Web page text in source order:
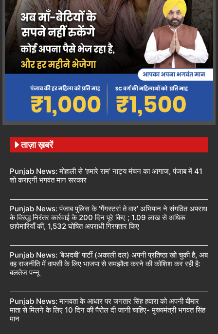
ताज़ा ख़बरें
Punjab News: मोहाली से ‘हमारे राम’ नाट्य मंचन का आगाज, पंजाब में 41
शो कराएगी भगवंत मान सरकार
Punjab News: पंजाब पुलिस के ‘गैंगस्टरां ते वार’ अभियान ने संगठित अपराध
के विरुद्ध निरंतर कार्रवाई के 200 दिन पूरे किए ; 1.09 लाख से अधिक
छापेमारियाँ कीं, 1,532 घोषित अपराधी गिरफ़्तार किए
Punjab News: ‘बेअदबी’ पार्टी (अकाली दल) अपनी प्रतिष्ठा खो चुकी है, अब
वह राजनीति में वापसी के लिए भाजपा से समझौता करने की कोशिश कर रही है:
बलतेज पन्नू
Punjab News: मानवता के आधार पर जगतार सिंह हवारा को अपनी बीमार
माता से मिलने के लिए 10 दिन की पैरोल दी जानी चाहिए- मुख्यमंत्री भगवंत सिंह
मान